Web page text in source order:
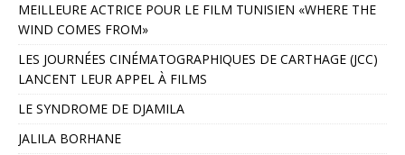
MEILLEURE ACTRICE POUR LE FILM TUNISIEN «WHERE THE
WIND COMES FROM»
LES JOURNÉES CINÉMATOGRAPHIQUES DE CARTHAGE (JCC)
LANCENT LEUR APPEL À FILMS
LE SYNDROME DE DJAMILA
JALILA BORHANE